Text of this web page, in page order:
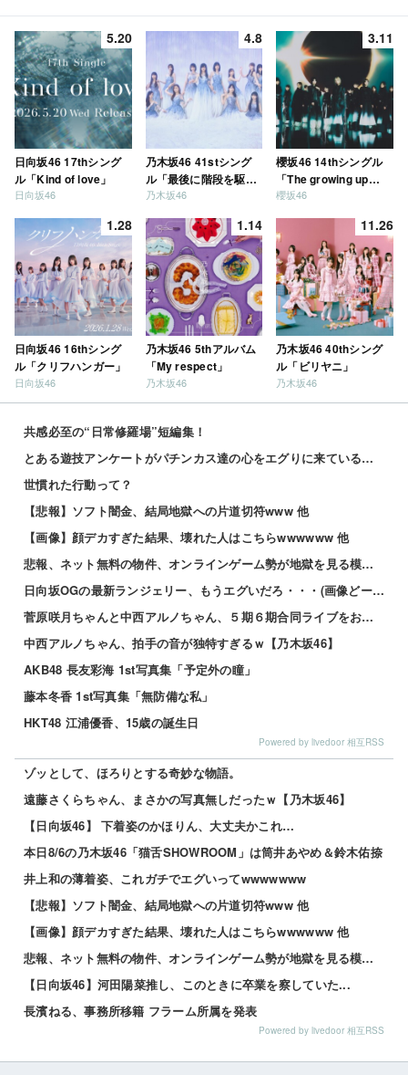
5.20
日向坂46 17thシング
ル「Kind of love」
日向坂46
4.8
乃木坂46 41stシング
ル「最後に階段を駆け
上がったのはいつ
乃木坂46
3.11
櫻坂46 14thシングル
「The growing up
train」
櫻坂46
1.28
日向坂46 16thシング
ル「クリフハンガー」
日向坂46
1.14
乃木坂46 5thアルバム
「My respect」
乃木坂46
11.26
乃木坂46 40thシング
ル「ビリヤニ」
乃木坂46
共感必至の“日常修羅場”短編集！
とある遊技アンケートがパチンカス達の心をエグりに来ていると話題ｗｗｗｗｗ
世慣れた行動って？
【悲報】ソフト闇金、結局地獄への片道切符www 他
【画像】顔デカすぎた結果、壊れた人はこちらwwwwww 他
悲報、ネット無料の物件、オンラインゲーム勢が地獄を見る模様wwwwww 他
日向坂OGの最新ランジェリー、もうエグいだろ・・・(画像どーん)
菅原咲月ちゃんと中西アルノちゃん、５期６期合同ライブをおねだり！！！【乃木坂46】
中西アルノちゃん、拍手の音が独特すぎるｗ【乃木坂46】
AKB48 長友彩海 1st写真集「予定外の瞳」
藤本冬香 1st写真集「無防備な私」
HKT48 江浦優香、15歳の誕生日
Powered by livedoor 相互RSS
ゾッとして、ほろりとする奇妙な物語。
遠藤さくらちゃん、まさかの写真無しだったｗ【乃木坂46】
【日向坂46】 下着姿のかほりん、大丈夫かこれ…
本日8/6の乃木坂46「猫舌SHOWROOM」は筒井あやめ＆鈴木佑捺
井上和の薄着姿、これガチでエグいってwwwwwww
【悲報】ソフト闇金、結局地獄への片道切符www 他
【画像】顔デカすぎた結果、壊れた人はこちらwwwwww 他
悲報、ネット無料の物件、オンラインゲーム勢が地獄を見る模様wwwwww 他
【日向坂46】河田陽菜推し、このときに卒業を察していた...
長濱ねる、事務所移籍 フラーム所属を発表
Powered by livedoor 相互RSS